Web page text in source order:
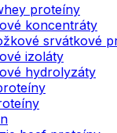
proteíny
koncentráty
srvátkové
izoláty
hydrolyzáty